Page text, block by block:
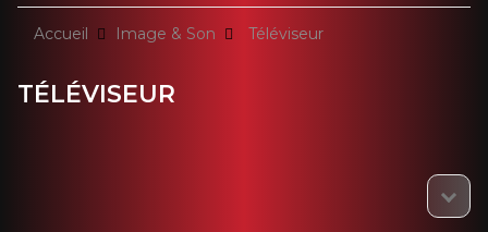
Accueil Image & Son Téléviseur
TÉLÉVISEUR